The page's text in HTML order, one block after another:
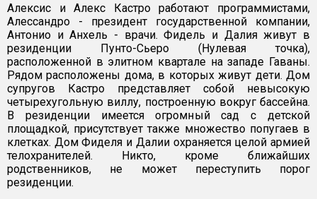
Алексис и Алекс Кастро работают программистами,
Алессандро - президент государственной компании,
Антонио и Анхель - врачи. Фидель и Далия живут в
резиденции Пунто-Сьеро (Нулевая точка),
расположенной в элитном квартале на западе Гаваны.
Рядом расположены дома, в которых живут дети. Дом
супругов Кастро представляет собой невысокую
четырехугольную виллу, построенную вокруг бассейна.
В резиденции имеется огромный сад с детской
площадкой, присутствует также множество попугаев в
клетках. Дом Фиделя и Далии охраняется целой армией
телохранителей. Никто, кроме ближайших
родственников, не может переступить порог
резиденции.